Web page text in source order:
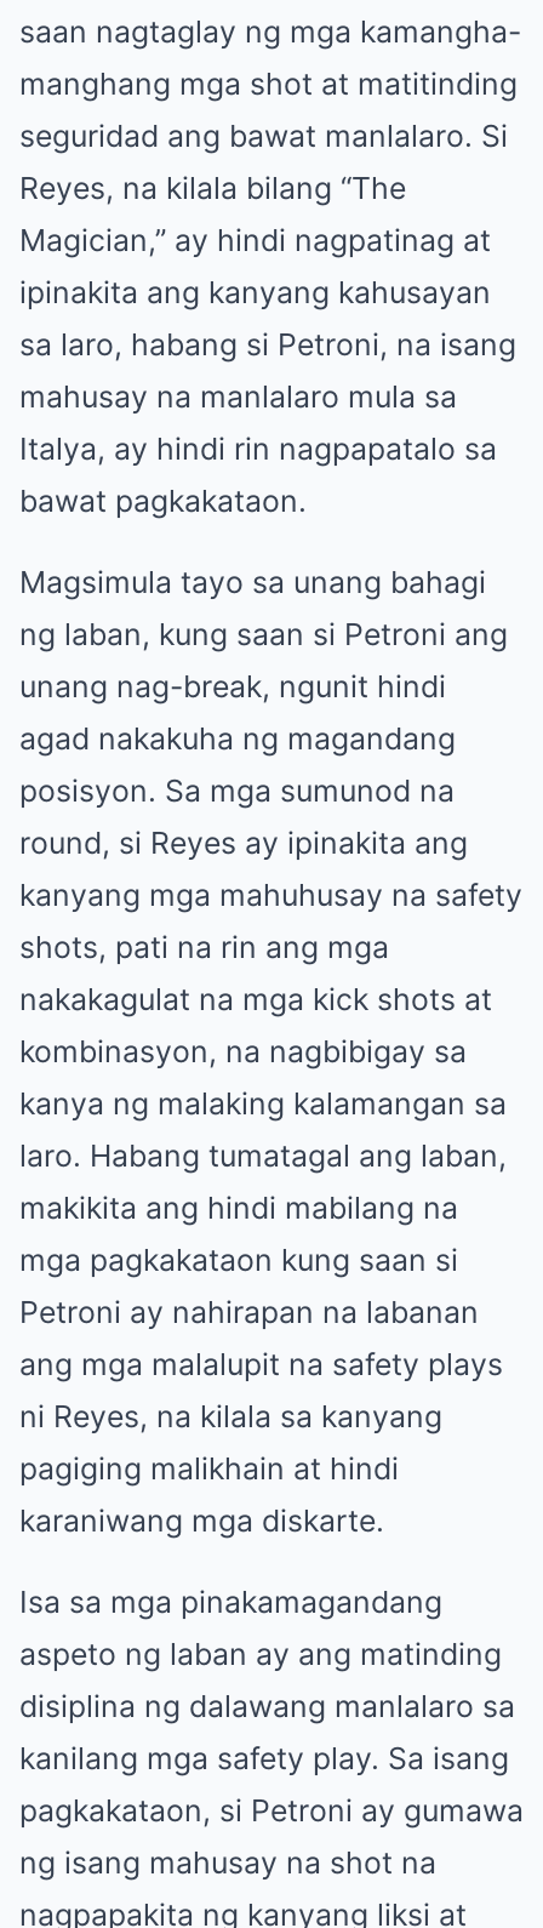
saan nagtaglay ng mga kamangha-
manghang mga shot at matitinding
seguridad ang bawat manlalaro. Si
Reyes, na kilala bilang “The
Magician,” ay hindi nagpatinag at
ipinakita ang kanyang kahusayan
sa laro, habang si Petroni, na isang
mahusay na manlalaro mula sa
Italya, ay hindi rin nagpapatalo sa
bawat pagkakataon.
Magsimula tayo sa unang bahagi
ng laban, kung saan si Petroni ang
unang nag-break, ngunit hindi
agad nakakuha ng magandang
posisyon. Sa mga sumunod na
round, si Reyes ay ipinakita ang
kanyang mga mahuhusay na safety
shots, pati na rin ang mga
nakakagulat na mga kick shots at
kombinasyon, na nagbibigay sa
kanya ng malaking kalamangan sa
laro. Habang tumatagal ang laban,
makikita ang hindi mabilang na
mga pagkakataon kung saan si
Petroni ay nahirapan na labanan
ang mga malalupit na safety plays
ni Reyes, na kilala sa kanyang
pagiging malikhain at hindi
karaniwang mga diskarte.
Isa sa mga pinakamagandang
aspeto ng laban ay ang matinding
disiplina ng dalawang manlalaro sa
kanilang mga safety play. Sa isang
pagkakataon, si Petroni ay gumawa
ng isang mahusay na shot na
nagpapakita ng kanyang liksi at